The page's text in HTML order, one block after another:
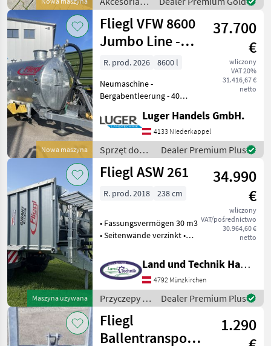
do
ciągników /
Fliegl
Nowa maszyna
Fliegl VFW 8600
Jumbo Line -
Bergabentleerung
37.700
€
wliczony
VAT 20%
31.416,67 €
netto
R. prod. 2026
8600 l
Neumaschine -
Bergabentleerung - 40
hydraulischer
Glockenschieber -
Kompressor 8000 l Hertell -
Bereifung 710/50 R30, 5 -
Anbaukonso
Luger Handels GmbH.
4133 Niederkappel
Sprzęt do
nawożenia i
nawadniania
Dealer Premium Plus
Maszyna używana
Fliegl ASW 261
34.990
€
wliczony
VAT/pośrednictwo
30.964,60 €
netto
R. prod. 2018 238 cm
• Fassungsvermögen 30 m3
• Seitenwände verzinkt •
hydraulisch • Tandem
Fahrgestell •
Druckluftbremse mit ALB
Regler • 40 km/h m
Land und Technik HandelsgesmbH
4792 Münzkirchen
Przyczepy /
Fliegl
Dealer Premium Plus
Fliegl
Ballentransportdorn
1.290